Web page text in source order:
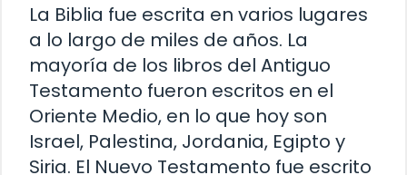
La Biblia fue escrita en varios lugares
a lo largo de miles de años. La
mayoría de los libros del Antiguo
Testamento fueron escritos en el
Oriente Medio, en lo que hoy son
Israel, Palestina, Jordania, Egipto y
Siria. El Nuevo Testamento fue escrito